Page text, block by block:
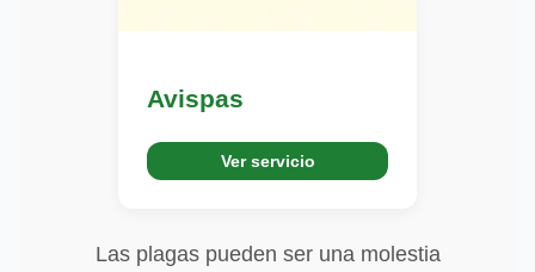
Avispas
Ver servicio
Las plagas pueden ser una molestia